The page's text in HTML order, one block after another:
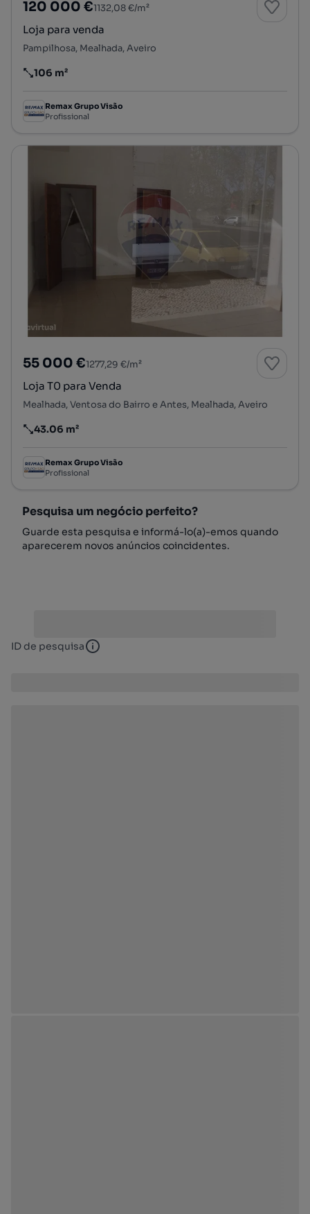
120 000 €1132,08 €/m²
Loja para venda
Pampilhosa, Mealhada, Aveiro
Preço por metro quadrado
106 m²
Remax Grupo Visão
Profissional
55 000 €1277,29 €/m²
Loja T0 para Venda
Mealhada, Ventosa do Bairro e Antes, Mealhada, Aveiro
Preço por metro quadrado
43.06 m²
Remax Grupo Visão
Profissional
Pesquisa um negócio perfeito?
Guarde esta pesquisa e informá-lo(a)-emos quando
aparecerem novos anúncios coincidentes.
ID de pesquisa ID de pesquisa